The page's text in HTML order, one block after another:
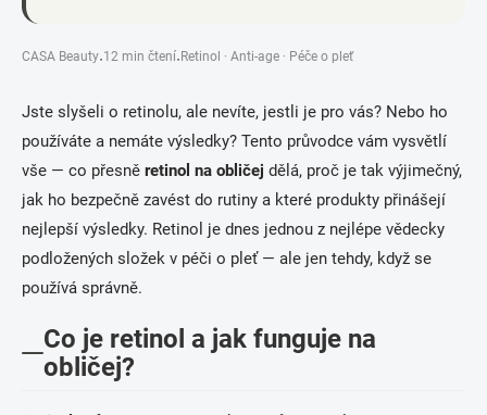
CASA Beauty·12 min čtení· Retinol · Anti-age · Péče o pleť
Jste slyšeli o retinolu, ale nevíte, jestli je pro vás? Nebo ho
používáte a nemáte výsledky? Tento průvodce vám vysvětlí
vše — co přesně retinol na obličej dělá, proč je tak výjimečný,
jak ho bezpečně zavést do rutiny a které produkty přinášejí
nejlepší výsledky. Retinol je dnes jednou z nejlépe vědecky
podložených složek v péči o pleť — ale jen tehdy, když se
používá správně.
Co je retinol a jak funguje na
obličej?